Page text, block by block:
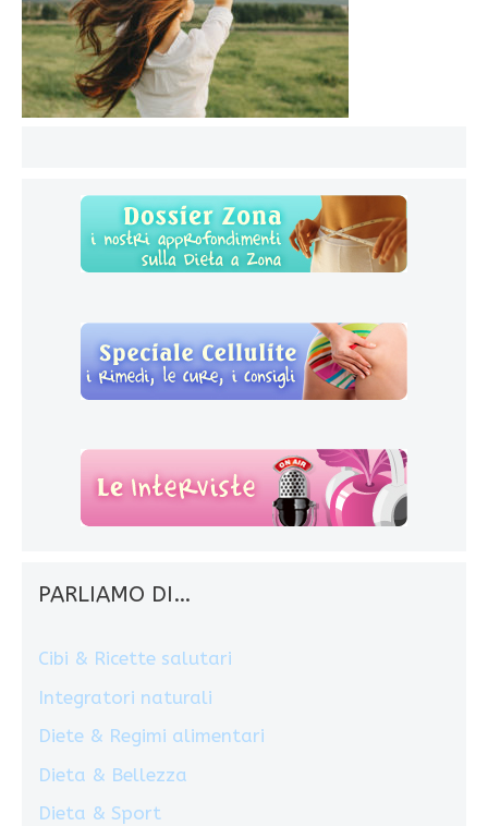
PARLIAMO DI…
Cibi & Ricette salutari
Integratori naturali
Diete & Regimi alimentari
Dieta & Bellezza
Dieta & Sport